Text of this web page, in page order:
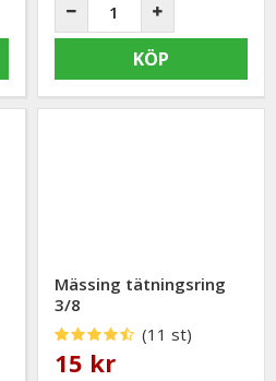
KÖP
Mässing tätningsring
3/8
(11 st)
15 kr